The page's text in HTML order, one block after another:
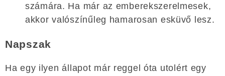
számára. Ha már az emberekszerelmesek,
akkor valószínűleg hamarosan esküvő lesz.
Napszak
Ha egy ilyen állapot már reggel óta utolért egy